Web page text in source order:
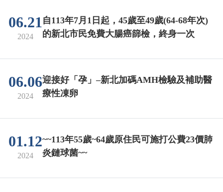
06.21
2024
自113年7月1日起，45歲至49歲(64-68年次)
的新北市民免費大腸癌篩檢，終身一次
06.06
2024
迎接好「孕」–新北加碼AMH檢驗及補助醫
療性凍卵
01.12
2024
~~113年55歲~64歲原住民可施打公費23價肺
炎鏈球菌~~